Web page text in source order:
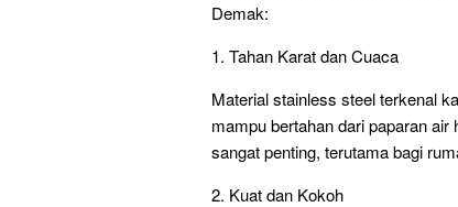
Demak:
1. Tahan Karat dan Cuaca
Material stainless steel terkenal
mampu bertahan dari paparan
sangat penting, terutama bagi
2. Kuat dan Kokoh